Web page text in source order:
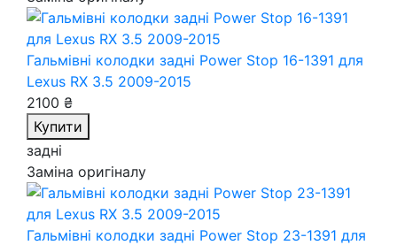
Гальмівні колодки задні Power Stop 16-1391 для
Lexus RX 3.5 2009-2015
2100 ₴
Купити
задні
Заміна оригіналу
Гальмівні колодки задні Power Stop 23-1391 для